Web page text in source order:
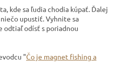
kde sa ľudia chodia kúpať. Ďalej
upustiť. Vyhnite sa
odtiaľ odísť s poriadnou
"Čo je magnet fishing a